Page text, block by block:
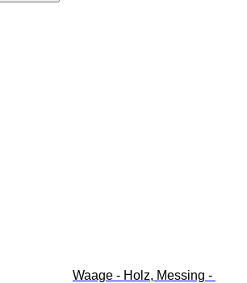
Waage - Holz, Messing -